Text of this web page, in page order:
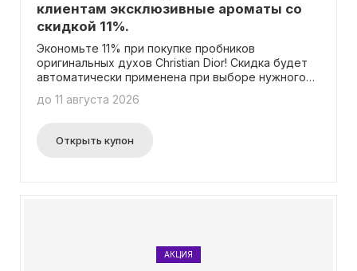
клиентам эксклюзивные ароматы со
скидкой 11%.
Экономьте 11% при покупке пробников
оригинальных духов Christian Dior! Скидка будет
автоматически применена при выборе нужного
до 11 августа 2026
Открыть купон
АКЦИЯ